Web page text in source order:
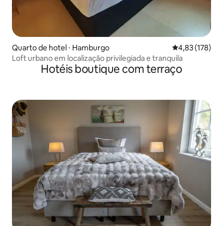
Quarto de hotel ⋅ Hamburgo 4,83 de uma
4,83 (178)
Loft urbano em localização privilegiada e tranquila
Hotéis boutique com terraço